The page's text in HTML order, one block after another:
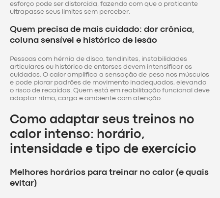
esforço pode ser distorcida, fazendo com que o praticante
ultrapasse seus limites sem perceber.
Quem precisa de mais cuidado: dor crônica,
coluna sensível e histórico de lesão
Pessoas com hérnia de disco, tendinites, instabilidades
articulares ou histórico de entorses devem intensificar os
cuidados. O calor amplifica a sensação de peso nos músculos
e pode piorar padrões de movimento inadequados, elevando
o risco de recaídas. Quem está em reabilitação funcional deve
adaptar ritmo, carga e ambiente com atenção.
Como adaptar seus treinos no
calor intenso: horário,
intensidade e tipo de exercício
Melhores horários para treinar no calor (e quais
evitar)